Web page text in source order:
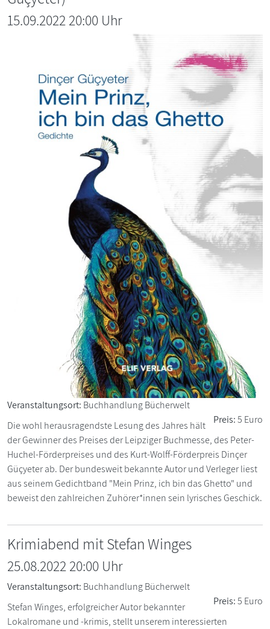
15.09.2022 20:00 Uhr
Veranstaltungsort: Buchhandlung Bücherwelt
Preis:5 Euro
Die wohl herausragendste Lesung des Jahres hält
der Gewinner des Preises der Leipziger Buchmesse, des Peter-
Huchel-Förderpreises und des Kurt-Wolff-Förderpreis Dinçer
Güçyeter ab. Der bundesweit bekannte Autor und Verleger liest
aus seinem Gedichtband "Mein Prinz, ich bin das Ghetto" und
beweist den zahlreichen Zuhörer*innen sein lyrisches Geschick.
Krimiabend mit Stefan Winges
25.08.2022 20:00 Uhr
Veranstaltungsort: Buchhandlung Bücherwelt
Preis:5 Euro
Stefan Winges, erfolgreicher Autor bekannter
Lokalromane und -krimis, stellt unserem interessierten